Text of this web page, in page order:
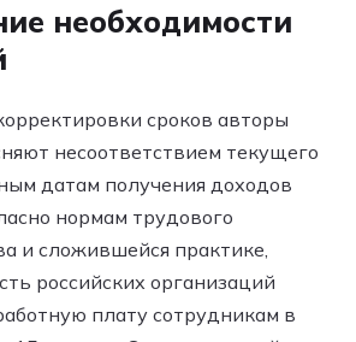
необходимости
сроков авторы
несоответствием текущего
датам получения доходов
нормам трудового
и сложившейся практике,
российских организаций
плату сотрудникам в